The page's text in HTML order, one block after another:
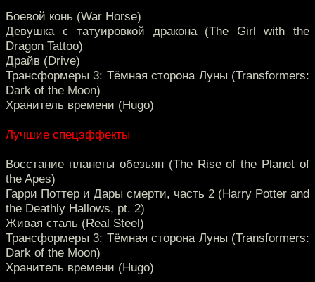
Боевой конь (War Horse)
Девушка с татуировкой дракона (The Girl with the
Dragon Tattoo)
Драйв (Drive)
Трансформеры 3: Тёмная сторона Луны (Transformers:
Dark of the Moon)
Хранитель времени (Hugo)
Лучшие спецэффекты
Восстание планеты обезьян (The Rise of the Planet of
the Apes)
Гарри Поттер и Дары смерти, часть 2 (Harry Potter and
the Deathly Hallows, pt. 2)
Живая сталь (Real Steel)
Трансформеры 3: Тёмная сторона Луны (Transformers:
Dark of the Moon)
Хранитель времени (Hugo)